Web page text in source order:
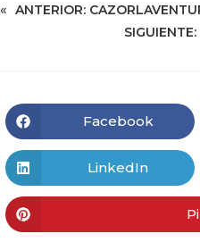
« ANTERIOR:
SIGUIENTE:
Facebook
LinkedIn